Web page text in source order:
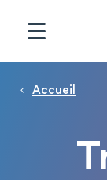
Page
Fil d'Ariane
Accueil
Panneau de